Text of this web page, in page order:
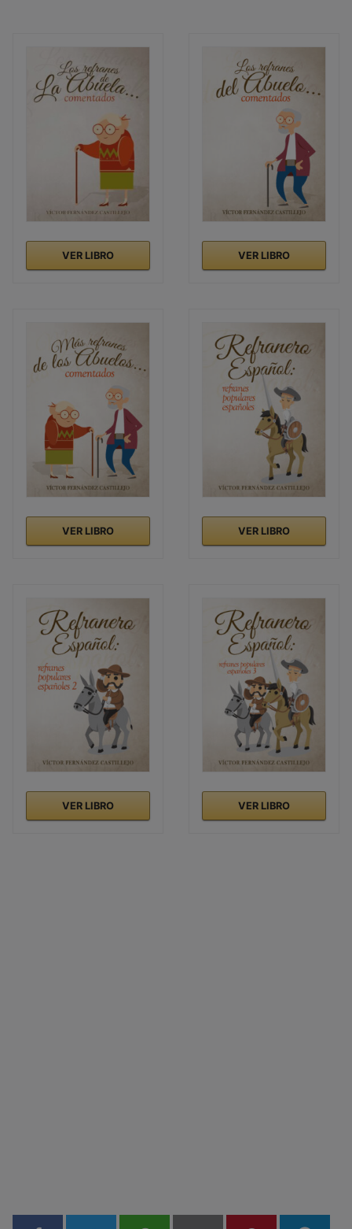
VER LIBRO VER LIBRO
VER LIBRO VER LIBRO
VER LIBRO VER LIBRO